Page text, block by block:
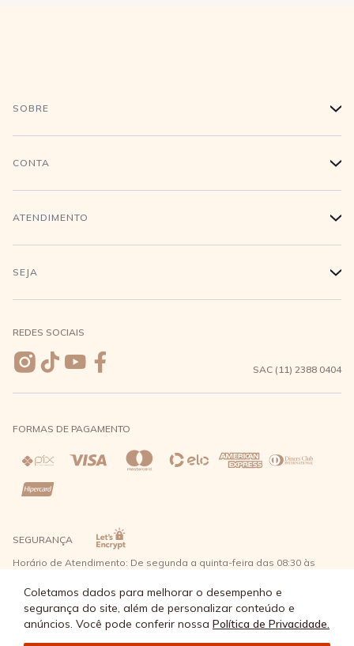
Coletamos dados para melhorar o desempenho e
segurança do site, além de personalizar conteúdo e
anúncios. Você pode conferir nossa Política de Privacidade.
SOBRE +
História
Conecte-se
CONTA +
Login
Meus pedidos
Wishlist
ATENDIMENTO +
Compra Segura
Entrega e Frete
Trocas e Devoluções
Direito de Arrependimento
Política de Privacidade
SEJA +
REDES SOCIAIS
SAC (11) 2388 0404
FORMAS DE PAGAMENTO
SEGURANÇA
Horário de Atendimento: De segunda a quinta-feira das 08:30 às
nível 2 - Bairro Capuava Mauá - São Paulo, CEP: 09380-115 - Água
Doce Comércio de Roupas e Acessórios Ltda - CNPJ: 57.484.768/0064-
© Água Doce 2026 - Todos os direitos reservados